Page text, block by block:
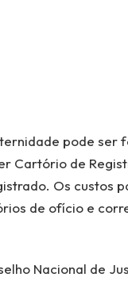
pode ser
Cartório de
Os custos
de ofício e
Nacional de